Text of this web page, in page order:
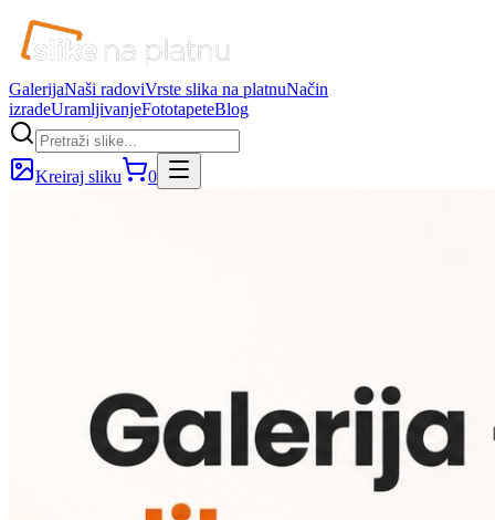
GalerijaNaši radoviVrste slika na platnuNačin
izradeUramljivanjeFototapeteBlog
Kreiraj sliku 0